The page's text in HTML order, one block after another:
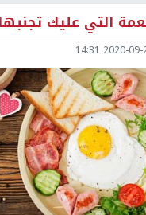
التي عليك
2020-09-24